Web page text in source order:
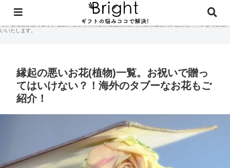
当サイトに掲載されている記事コンテンツやギフト体験談などの著作権はサイト管理人に付随して
おり、無断での商用利用・二次配布は禁止しております。当サイトのコンテンツには広告が含まれ
ている場合があります。なお、当サイトの著作物使用の許可申請等はお問い合わせページよりお願
いいたします。
縁起の悪いお花(植物)一覧。お祝いで贈っ
てはいけない？！海外のタブーなお花もご
紹介！